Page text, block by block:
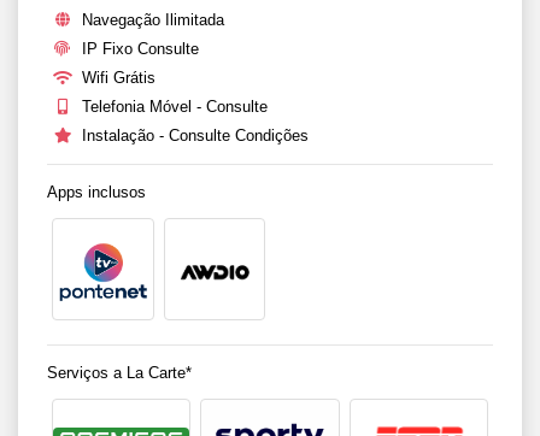
Navegação Ilimitada
IP Fixo Consulte
Wifi Grátis
Telefonia Móvel - Consulte
Instalação - Consulte Condições
Apps inclusos
Serviços a La Carte*